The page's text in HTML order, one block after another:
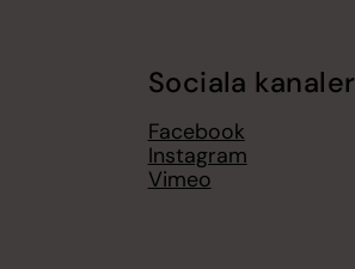
Sociala kanaler
Facebook
Instagram
Vimeo